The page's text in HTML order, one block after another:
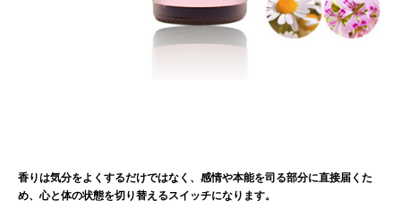
香りは気分をよくするだけではなく、感情や本能を司る部分に直接届くた
め、心と体の状態を切り替えるスイッチになります。